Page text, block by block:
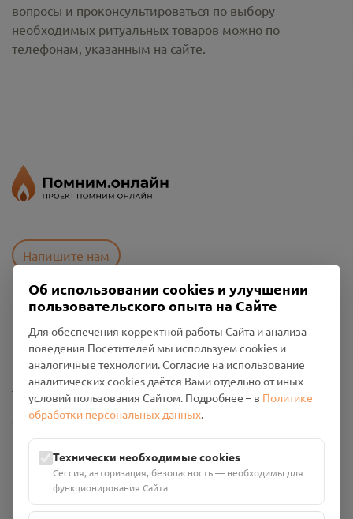
вопросы и проконсультироваться по выбору
необходимых ритуальных товаров можно по
телефонам, указанным на сайте.
Напишите нам
Политика конфиденциальности
Промо-материалы
Настройки cookies
Общество с ограниченной ответственностью «Смоленский
Проект Помним»
ИНН: 6700029207 ОГРН: 1256700001986
Юридический адрес: 216790, Смоленская область, р-н
Руднянский, г. Рудня, улица Западная, д. 26А, пом. 18
Номер счёта: 40702810901130004287 в АО "АЛЬФА-БАНК"
Об использовании cookies и улучшении
пользовательского опыта на Сайте
Для обеспечения корректной работы Сайта и анализа
поведения Посетителей мы используем cookies и
аналогичные технологии. Согласие на использование
аналитических cookies даётся Вами отдельно от иных
условий пользования Сайтом. Подробнее – в Политике
обработки персональных данных.
Технически необходимые cookies
Сессия, авторизация, безопасность — необходимы для
функционирования Сайта